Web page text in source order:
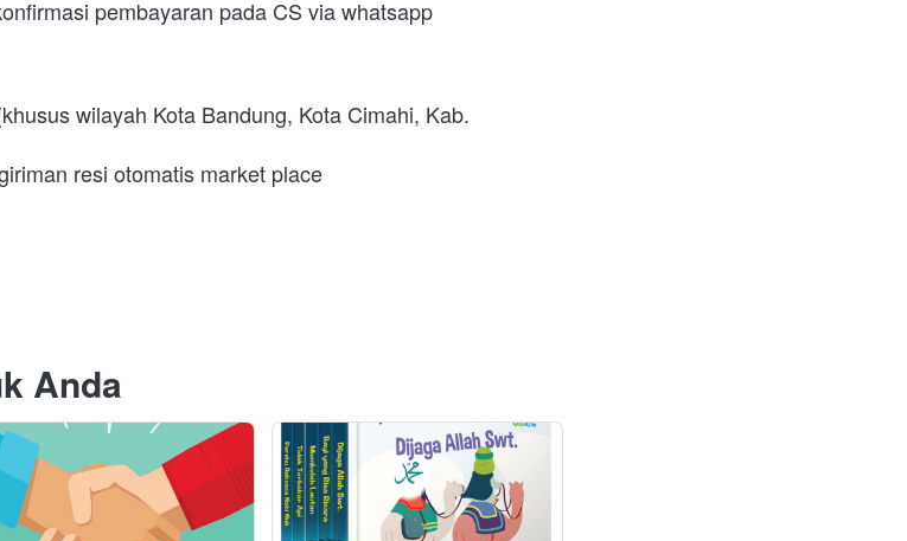
pembayaran pada CS via whatsapp
wilayah Kota Bandung, Kota Cimahi, Kab.
resi otomatis market place
Anda